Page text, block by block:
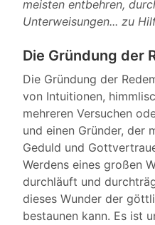
meisten entbehren,
Unterweisungen... zu
Die Gründung der
Die Gründung der
von Intuitionen,
mehreren Versuchen
und einen Gründer, der
Geduld und
Werdens eines großen
durchläuft und
dieses Wunder der
bestaunen kann. Es ist